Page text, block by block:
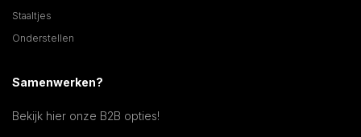
Staaltjes
Onderstellen
Samenwerken?
Bekijk hier onze B2B opties!